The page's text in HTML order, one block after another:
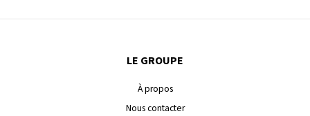
LE GROUPE
À propos
Nous contacter